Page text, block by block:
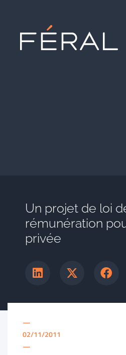
Un projet de loi
rémunération
privée
—
02/11/2011
—